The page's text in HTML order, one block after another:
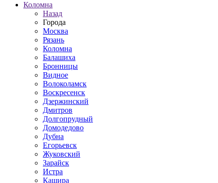
Коломна
Назад
Города
Москва
Рязань
Коломна
Балашиха
Бронницы
Видное
Волоколамск
Воскресенск
Дзержинский
Дмитров
Долгопрудный
Домодедово
Дубна
Егорьевск
Жуковский
Зарайск
Истра
Кашира